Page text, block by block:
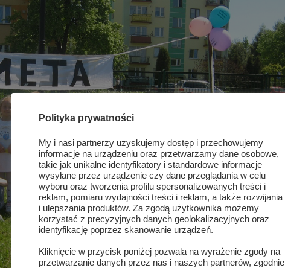
Polityka prywatności
My i nasi partnerzy uzyskujemy dostęp i przechowujemy
informacje na urządzeniu oraz przetwarzamy dane osobowe,
takie jak unikalne identyfikatory i standardowe informacje
wysyłane przez urządzenie czy dane przeglądania w celu
wyboru oraz tworzenia profilu spersonalizowanych treści i
reklam, pomiaru wydajności treści i reklam, a także rozwijania
i ulepszania produktów. Za zgodą użytkownika możemy
korzystać z precyzyjnych danych geolokalizacyjnych oraz
identyfikację poprzez skanowanie urządzeń.
Kliknięcie w przycisk poniżej pozwala na wyrażenie zgody na
przetwarzanie danych przez nas i naszych partnerów, zgodnie